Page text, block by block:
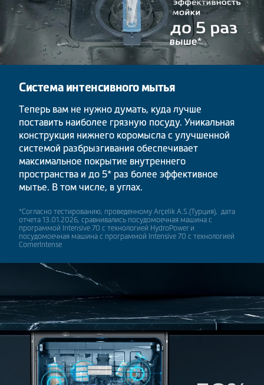
Система интенсивного мытья
Теперь вам не нужно думать, куда лучше
поставить наиболее грязную посуду. Уникальная
конструкция нижнего коромысла с улучшенной
системой разбрызгивания обеспечивает
максимальное покрытие внутреннего
пространства и до 5* раз более эффективное
мытье. В том числе, в углах.
*Cогласно тестированию, проведенному Arçelik A.S.(Турция), дата
отчета 13.01.2026, сравнивались посудомоечная машина с
программой Intensive 70 с технологией HydroPower и
посудомоечная машина с программой Intensive 70 с технологией
CornerIntense